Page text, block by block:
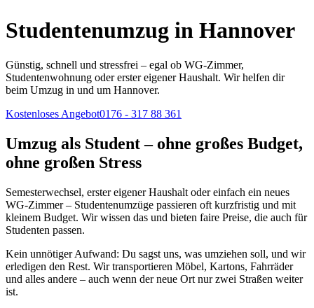
Studentenumzug in Hannover
Günstig, schnell und stressfrei – egal ob WG-Zimmer,
Studentenwohnung oder erster eigener Haushalt. Wir helfen dir
beim Umzug in und um Hannover.
Kostenloses Angebot0176 - 317 88 361
Umzug als Student – ohne großes Budget,
ohne großen Stress
Semesterwechsel, erster eigener Haushalt oder einfach ein neues
WG-Zimmer – Studentenumzüge passieren oft kurzfristig und mit
kleinem Budget. Wir wissen das und bieten faire Preise, die auch für
Studenten passen.
Kein unnötiger Aufwand: Du sagst uns, was umziehen soll, und wir
erledigen den Rest. Wir transportieren Möbel, Kartons, Fahrräder
und alles andere – auch wenn der neue Ort nur zwei Straßen weiter
ist.